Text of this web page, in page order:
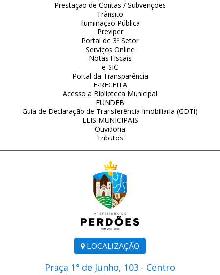
LOCALIZAÇÃO
Praça 1° de Junho, 103 - Centro
Prestação de Contas / Subvenções
Trânsito
Iluminação Pública
Previper
Portal do 3º Setor
Serviços Online
Notas Fiscais
e-SIC
Portal da Transparência
E-RECEITA
Acesso a Biblioteca Municipal
FUNDEB
Guia de Declaração de Transferência Imobiliaria (GDTI)
LEIS MUNICIPAIS
Ouvidoria
Tributos